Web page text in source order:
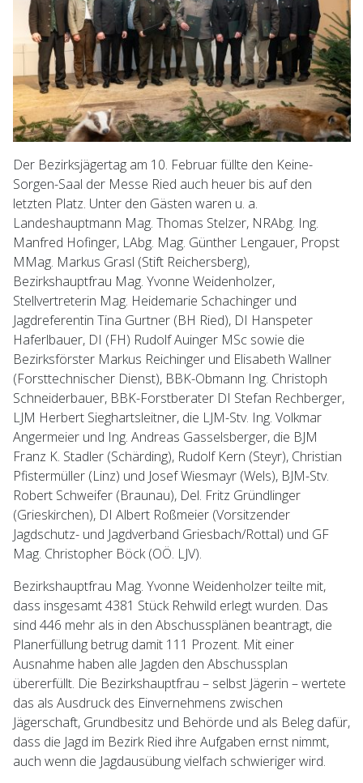
Der Bezirksjägertag am 10. Februar füllte den Keine-
Sorgen-Saal der Messe Ried auch heuer bis auf den
letzten Platz. Unter den Gästen waren u. a.
Landeshauptmann Mag. Thomas Stelzer, NRAbg. Ing.
Manfred Hofinger, LAbg. Mag. Günther Lengauer, Propst
MMag. Markus Grasl (Stift Reichersberg),
Bezirkshauptfrau Mag. Yvonne Weidenholzer,
Stellvertreterin Mag. Heidemarie Schachinger und
Jagdreferentin Tina Gurtner (BH Ried), DI Hanspeter
Haferlbauer, DI (FH) Rudolf Auinger MSc sowie die
Bezirksförster Markus Reichinger und Elisabeth Wallner
(Forsttechnischer Dienst), BBK-Obmann Ing. Christoph
Schneiderbauer, BBK-Forstberater DI Stefan Rechberger,
LJM Herbert Sieghartsleitner, die LJM-Stv. Ing. Volkmar
Angermeier und Ing. Andreas Gasselsberger, die BJM
Franz K. Stadler (Schärding), Rudolf Kern (Steyr), Christian
Pfistermüller (Linz) und Josef Wiesmayr (Wels), BJM-Stv.
Robert Schweifer (Braunau), Del. Fritz Gründlinger
(Grieskirchen), DI Albert Roßmeier (Vorsitzender
Jagdschutz- und Jagdverband Griesbach/Rottal) und GF
Mag. Christopher Böck (OÖ. LJV).
Bezirkshauptfrau Mag. Yvonne Weidenholzer teilte mit,
dass insgesamt 4381 Stück Rehwild erlegt wurden. Das
sind 446 mehr als in den Abschussplänen beantragt, die
Planerfüllung betrug damit 111 Prozent. Mit einer
Ausnahme haben alle Jagden den Abschussplan
übererfüllt. Die Bezirkshauptfrau – selbst Jägerin – wertete
das als Ausdruck des Einvernehmens zwischen
Jägerschaft, Grundbesitz und Behörde und als Beleg dafür,
dass die Jagd im Bezirk Ried ihre Aufgaben ernst nimmt,
auch wenn die Jagdausübung vielfach schwieriger wird.